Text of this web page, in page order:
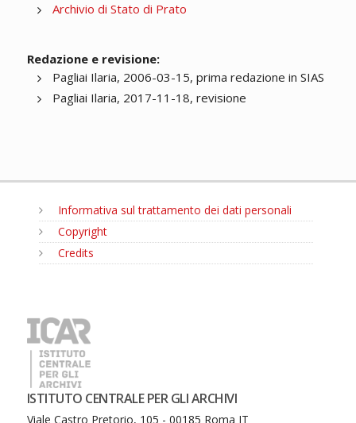
Archivio di Stato di Prato
Redazione e revisione:
Pagliai Ilaria, 2006-03-15, prima redazione in SIAS
Pagliai Ilaria, 2017-11-18, revisione
Informativa sul trattamento dei dati personali
Copyright
Credits
ISTITUTO CENTRALE PER GLI ARCHIVI
Viale Castro Pretorio, 105 - 00185 Roma IT